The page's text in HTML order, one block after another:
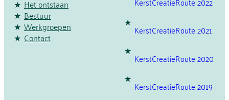
Het ontstaan
Bestuur
Werkgroepen
Contact KerstCreatieRoute 2021
KerstCreatieRoute 2020
KerstCreatieRoute 2019